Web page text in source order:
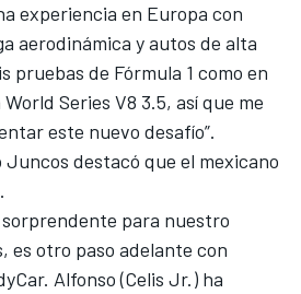
experiencia en Europa con
aerodinámica y autos de alta
pruebas de Fórmula 1 como en
Series V8 3.5, así que me
este nuevo desafío”.
destacó que el mexicano
para nuestro
es otro paso adelante con
Alfonso (Celis Jr.) ha